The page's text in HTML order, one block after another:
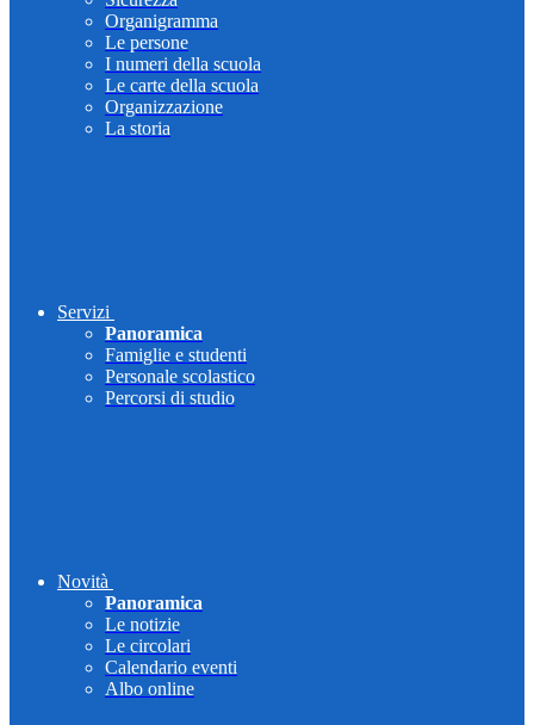
Organigramma
Le persone
I numeri della scuola
Le carte della scuola
Organizzazione
La storia
Servizi
Panoramica
Famiglie e studenti
Personale scolastico
Percorsi di studio
Novità
Panoramica
Le notizie
Le circolari
Calendario eventi
Albo online